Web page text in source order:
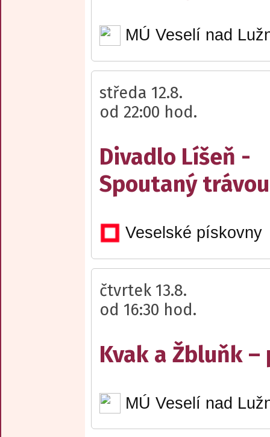
MÚ Veselí nad
středa 12.8.
od 22:00 hod.
Divadlo Líšeň -
Spoutaný trávou
Veselské pískovny
čtvrtek 13.8.
od 16:30 hod.
Kvak a Žbluňk –
MÚ Veselí nad